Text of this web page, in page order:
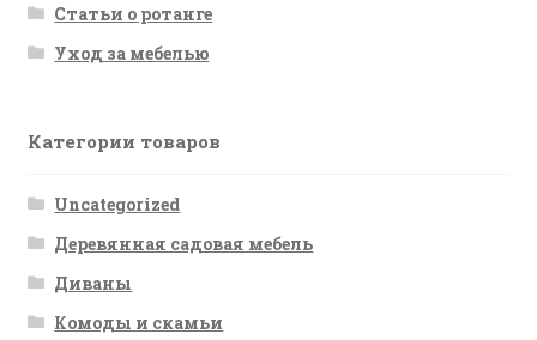
Статьи о ротанге
Уход за мебелью
Категории товаров
Uncategorized
Деревянная садовая мебель
Диваны
Комоды и скамьи